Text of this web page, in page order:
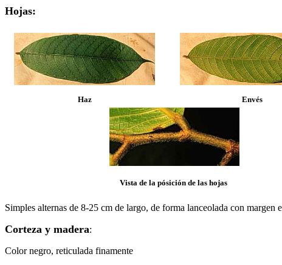
Hojas:
Haz Envés
Vista de la pósición de las hojas
Simples alternas de 8-25 cm de largo, de forma lanceolada con
Corteza y madera:
Color negro, reticulada finamente